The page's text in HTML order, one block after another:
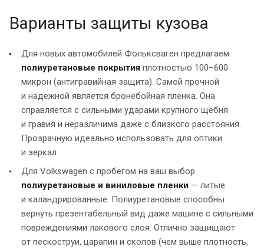
Варианты защиты кузова
Для новых автомобилей Фольксваген предлагаем
полиуретановые покрытия плотностью 100−600
микрон (антигравийная защита). Самой прочной
и надежной является бронебойная пленка. Она
справляется с сильными ударами крупного щебня
и гравия и неразличима даже с близкого расстояния.
Прозрачную идеально использовать для оптики
и зеркал.
Для Volkswagen с пробегом на ваш выбор
полиуретановые и виниловые пленки — литые
и каландрированные. Полиуретановые способны
вернуть презентабельный вид даже машине с сильными
повреждениями лакового слоя. Отлично защищают
от пескоструи, царапин и сколов (чем выше плотность,